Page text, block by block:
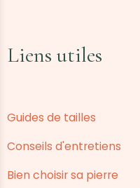
Liens utiles
Guides de tailles
Conseils d'entretiens
Bien choisir sa pierre